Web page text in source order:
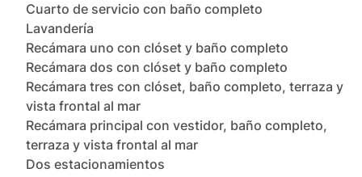
Cuarto de servicio con baño completo
Lavandería
Recámara uno con clóset y baño completo
Recámara dos con clóset y baño completo
Recámara tres con clóset, baño completo, terraza y
vista frontal al mar
Recámara principal con vestidor, baño completo,
terraza y vista frontal al mar
Dos estacionamientos